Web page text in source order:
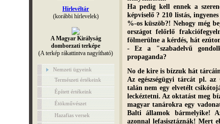
Hírlevéltár
(korábbi hírlevelek)
A Magyar Királyság
domborzati terképe
(A terkép rákattintva nagyítható)
Nemzeti ügyeink
Természeti értékeink
Épített értékeink
Étökművészet
Hazafias versek
Ha pedig kell ennek a
képviselő ? 210 listás,
%-os küszöb?! Nehogy még
országot felőrlő
fölmerülne a kérdés, hát
- Ez a "szabadelvű
propaganda?
No de kire is bízzuk hát
Az egészségügyi tárcát pl.
talán nem egy elvetélt
leckéztetni. Az oktatást meg
magyar tanárokra egy
Balti államok bármelyike!
azonnal lefasisztáznák! Mert